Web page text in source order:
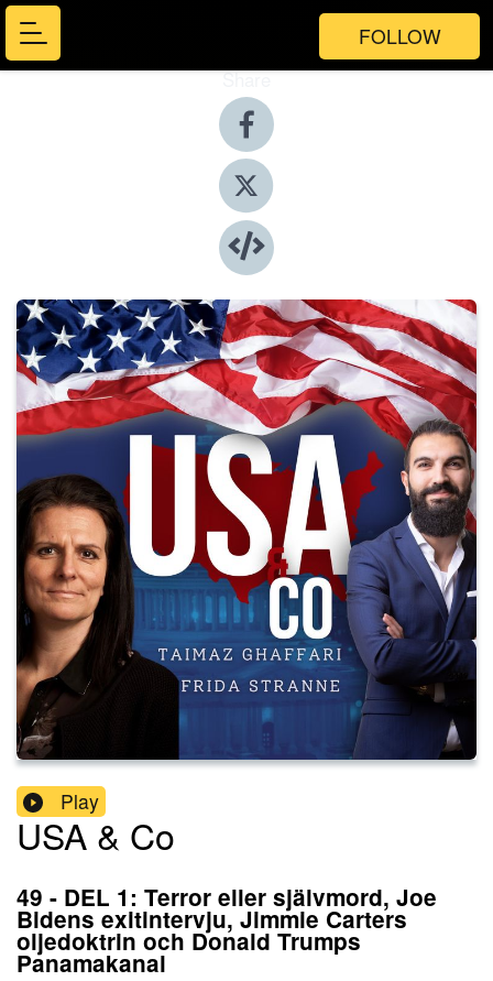
FOLLOW
Share
Play
USA & Co
49 - DEL 1: Terror eller självmord, Joe
Bidens exitintervju, Jimmie Carters
oljedoktrin och Donald Trumps
Panamakanal